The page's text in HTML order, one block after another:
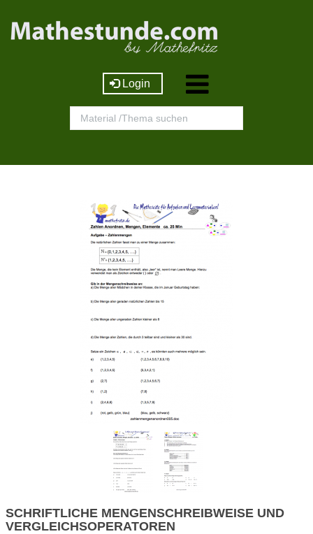
Login
SCHRIFTLICHE MENGENSCHREIBWEISE UND
VERGLEICHSOPERATOREN